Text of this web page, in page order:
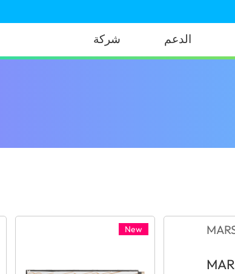
الدعم شركة
New